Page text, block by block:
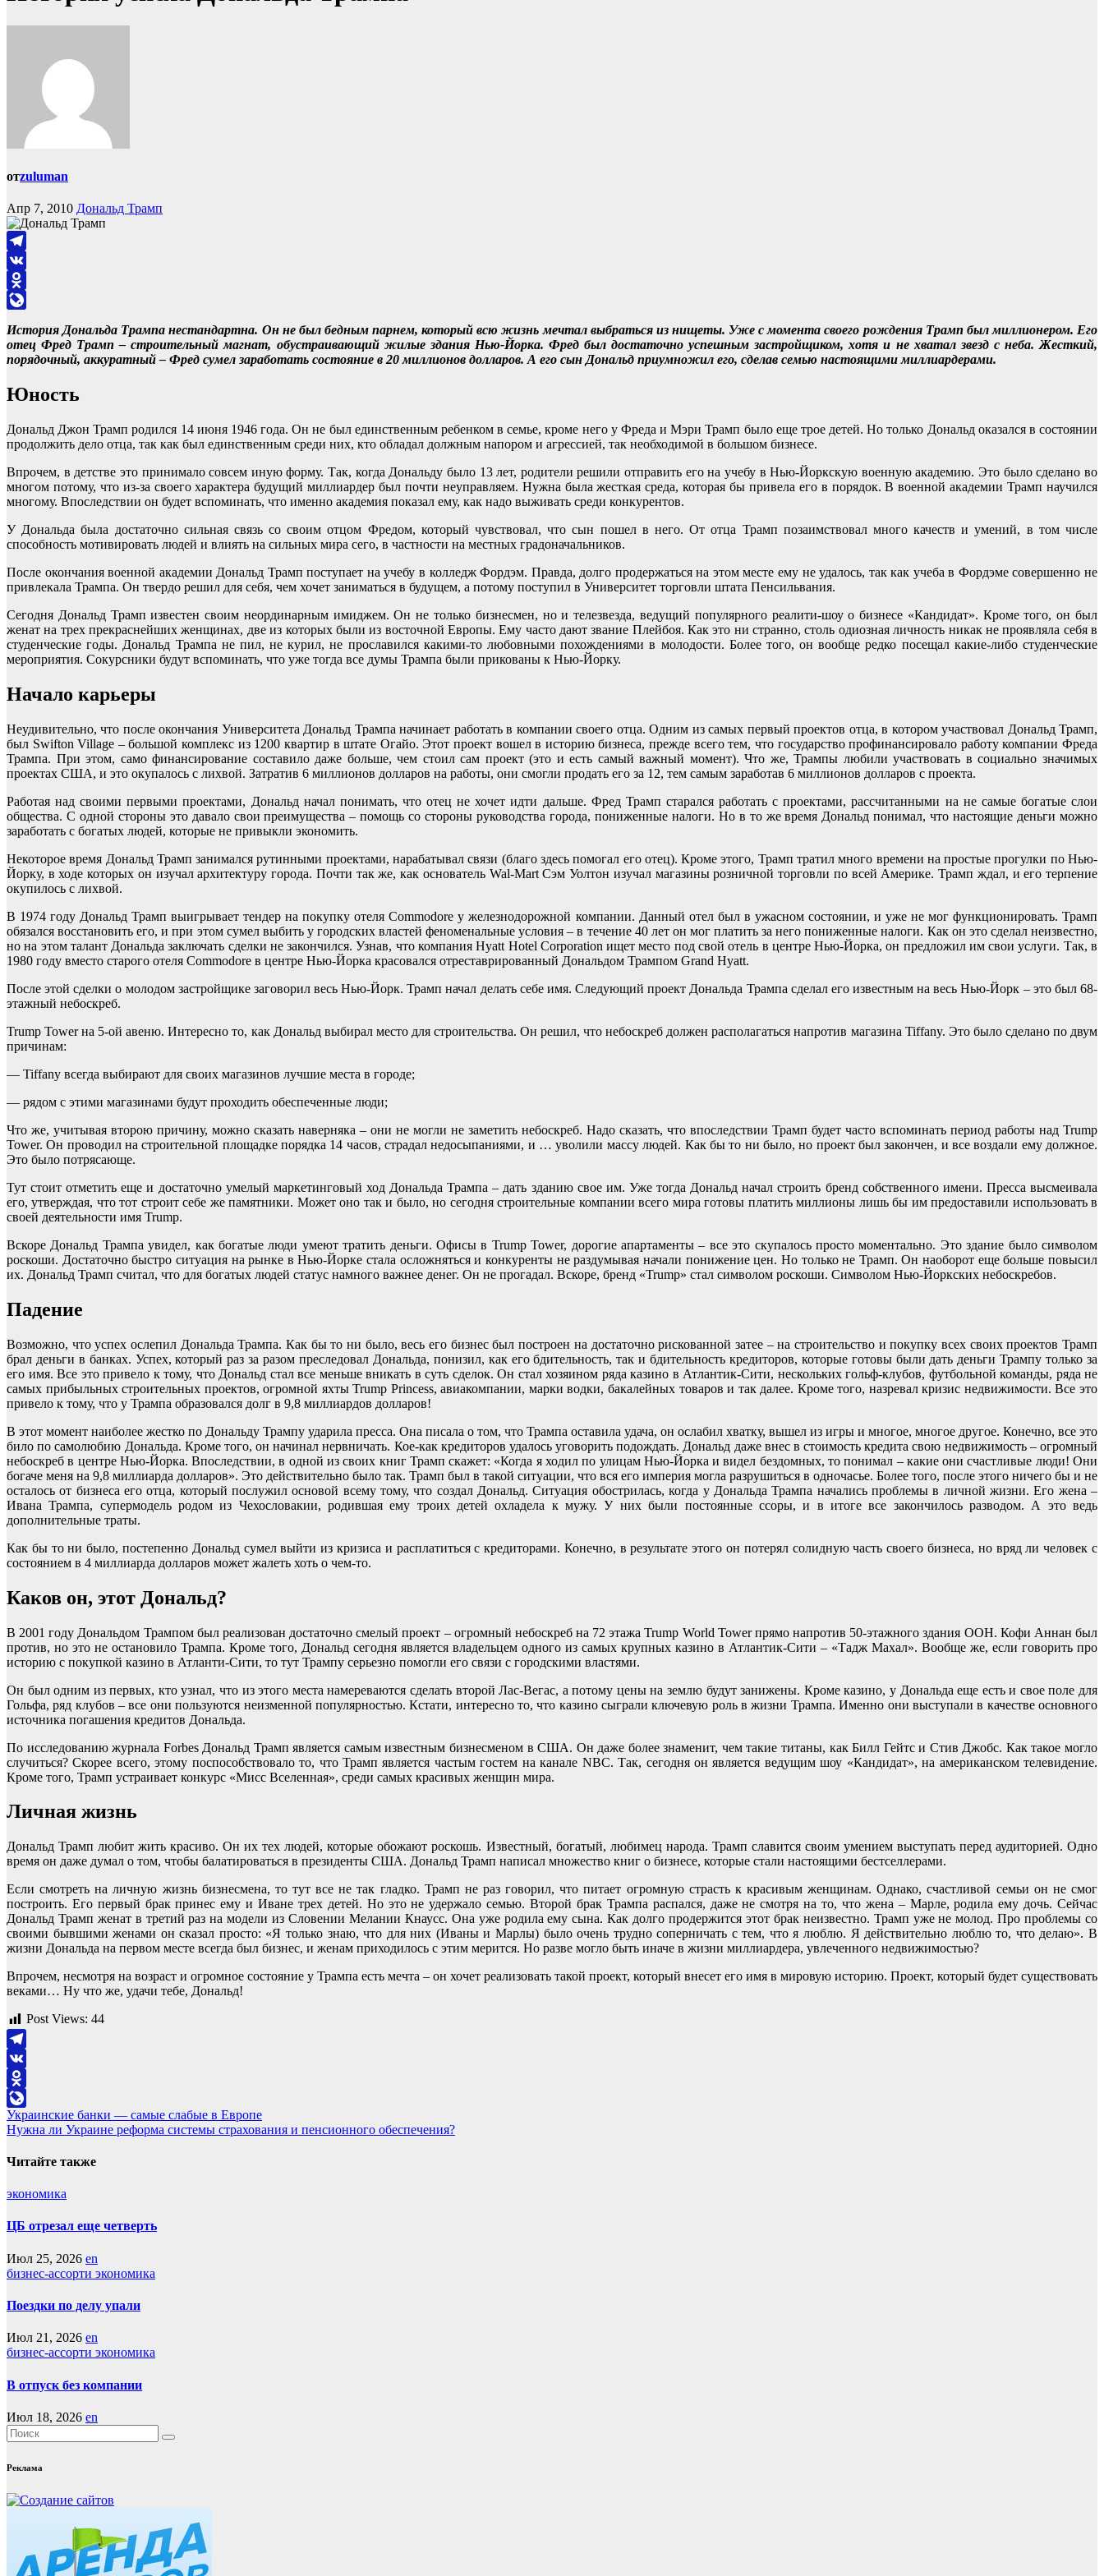
отzuluman
Апр 7, 2010 Дональд Трамп
Telegram
VK
Odnoklassniki
История Дональда Трампа нестандартна. Он не был бедным парнем, который всю жизнь мечтал выбраться из нищеты. Уже с момента своего рождения Трамп был миллионером. Его
отец Фред Трамп – строительный магнат, обустраивающий жилые здания Нью-Йорка. Фред был достаточно успешным застройщиком, хотя и не хватал звезд с неба. Жесткий,
порядочный, аккуратный – Фред сумел заработать состояние в 20 миллионов долларов. А его сын Дональд приумножил его, сделав семью настоящими миллиардерами.
Юность
Дональд Джон Трамп родился 14 июня 1946 года. Он не был единственным ребенком в семье, кроме него у Фреда и Мэри Трамп было еще трое детей. Но только Дональд оказался в состоянии
продолжить дело отца, так как был единственным среди них, кто обладал должным напором и агрессией, так необходимой в большом бизнесе.
Впрочем, в детстве это принимало совсем иную форму. Так, когда Дональду было 13 лет, родители решили отправить его на учебу в Нью-Йоркскую военную академию. Это было сделано во
многом потому, что из-за своего характера будущий миллиардер был почти неуправляем. Нужна была жесткая среда, которая бы привела его в порядок. В военной академии Трамп научился
многому. Впоследствии он будет вспоминать, что именно академия показал ему, как надо выживать среди конкурентов.
У Дональда была достаточно сильная связь со своим отцом Фредом, который чувствовал, что сын пошел в него. От отца Трамп позаимствовал много качеств и умений, в том числе
способность мотивировать людей и влиять на сильных мира сего, в частности на местных градоначальников.
После окончания военной академии Дональд Трамп поступает на учебу в колледж Фордэм. Правда, долго продержаться на этом месте ему не удалось, так как учеба в Фордэме совершенно не
привлекала Трампа. Он твердо решил для себя, чем хочет заниматься в будущем, а потому поступил в Университет торговли штата Пенсильвания.
Сегодня Дональд Трамп известен своим неординарным имиджем. Он не только бизнесмен, но и телезвезда, ведущий популярного реалити-шоу о бизнесе «Кандидат». Кроме того, он был
женат на трех прекраснейших женщинах, две из которых были из восточной Европы. Ему часто дают звание Плейбоя. Как это ни странно, столь одиозная личность никак не проявляла себя в
студенческие годы. Дональд Трампа не пил, не курил, не прославился какими-то любовными похождениями в молодости. Более того, он вообще редко посещал какие-либо студенческие
мероприятия. Сокурсники будут вспоминать, что уже тогда все думы Трампа были прикованы к Нью-Йорку.
Начало карьеры
Неудивительно, что после окончания Университета Дональд Трампа начинает работать в компании своего отца. Одним из самых первый проектов отца, в котором участвовал Дональд Трамп,
был Swifton Village – большой комплекс из 1200 квартир в штате Огайо. Этот проект вошел в историю бизнеса, прежде всего тем, что государство профинансировало работу компании Фреда
Трампа. При этом, само финансирование составило даже больше, чем стоил сам проект (это и есть самый важный момент). Что же, Трампы любили участвовать в социально значимых
проектах США, и это окупалось с лихвой. Затратив 6 миллионов долларов на работы, они смогли продать его за 12, тем самым заработав 6 миллионов долларов с проекта.
Работая над своими первыми проектами, Дональд начал понимать, что отец не хочет идти дальше. Фред Трамп старался работать с проектами, рассчитанными на не самые богатые слои
общества. С одной стороны это давало свои преимущества – помощь со стороны руководства города, пониженные налоги. Но в то же время Дональд понимал, что настоящие деньги можно
заработать с богатых людей, которые не привыкли экономить.
Некоторое время Дональд Трамп занимался рутинными проектами, нарабатывал связи (благо здесь помогал его отец). Кроме этого, Трамп тратил много времени на простые прогулки по Нью-
Йорку, в ходе которых он изучал архитектуру города. Почти так же, как основатель Wal-Mart Сэм Уолтон изучал магазины розничной торговли по всей Америке. Трамп ждал, и его терпение
окупилось с лихвой.
В 1974 году Дональд Трамп выигрывает тендер на покупку отеля Commodore у железнодорожной компании. Данный отел был в ужасном состоянии, и уже не мог функционировать. Трамп
обязался восстановить его, и при этом сумел выбить у городских властей феноменальные условия – в течение 40 лет он мог платить за него пониженные налоги. Как он это сделал неизвестно,
но на этом талант Дональда заключать сделки не закончился. Узнав, что компания Hyatt Hotel Corporation ищет место под свой отель в центре Нью-Йорка, он предложил им свои услуги. Так, в
1980 году вместо старого отеля Commodore в центре Нью-Йорка красовался отреставрированный Дональдом Трампом Grand Hyatt.
После этой сделки о молодом застройщике заговорил весь Нью-Йорк. Трамп начал делать себе имя. Следующий проект Дональда Трампа сделал его известным на весь Нью-Йорк – это был 68-
этажный небоскреб.
Trump Tower на 5-ой авеню. Интересно то, как Дональд выбирал место для строительства. Он решил, что небоскреб должен располагаться напротив магазина Tiffany. Это было сделано по двум
причинам:
— Tiffany всегда выбирают для своих магазинов лучшие места в городе;
— рядом с этими магазинами будут проходить обеспеченные люди;
Что же, учитывая второю причину, можно сказать наверняка – они не могли не заметить небоскреб. Надо сказать, что впоследствии Трамп будет часто вспоминать период работы над Trump
Tower. Он проводил на строительной площадке порядка 14 часов, страдал недосыпаниями, и … уволили массу людей. Как бы то ни было, но проект был закончен, и все воздали ему должное.
Это было потрясающе.
Тут стоит отметить еще и достаточно умелый маркетинговый ход Дональда Трампа – дать зданию свое им. Уже тогда Дональд начал строить бренд собственного имени. Пресса высмеивала
его, утверждая, что тот строит себе же памятники. Может оно так и было, но сегодня строительные компании всего мира готовы платить миллионы лишь бы им предоставили использовать в
своей деятельности имя Trump.
Вскоре Дональд Трампа увидел, как богатые люди умеют тратить деньги. Офисы в Trump Tower, дорогие апартаменты – все это скупалось просто моментально. Это здание было символом
роскоши. Достаточно быстро ситуация на рынке в Нью-Йорке стала осложняться и конкуренты не раздумывая начали понижение цен. Но только не Трамп. Он наоборот еще больше повысил
их. Дональд Трамп считал, что для богатых людей статус намного важнее денег. Он не прогадал. Вскоре, бренд «Trump» стал символом роскоши. Символом Нью-Йоркских небоскребов.
Падение
Возможно, что успех ослепил Дональда Трампа. Как бы то ни было, весь его бизнес был построен на достаточно рискованной затее – на строительство и покупку всех своих проектов Трамп
брал деньги в банках. Успех, который раз за разом преследовал Дональда, понизил, как его бдительность, так и бдительность кредиторов, которые готовы были дать деньги Трампу только за
его имя. Все это привело к тому, что Дональд стал все меньше вникать в суть сделок. Он стал хозяином ряда казино в Атлантик-Сити, нескольких гольф-клубов, футбольной команды, ряда не
самых прибыльных строительных проектов, огромной яхты Trump Princess, авиакомпании, марки водки, бакалейных товаров и так далее. Кроме того, назревал кризис недвижимости. Все это
привело к тому, что у Трампа образовался долг в 9,8 миллиардов долларов!
В этот момент наиболее жестко по Дональду Трампу ударила пресса. Она писала о том, что Трампа оставила удача, он ослабил хватку, вышел из игры и многое, многое другое. Конечно, все это
било по самолюбию Дональда. Кроме того, он начинал нервничать. Кое-как кредиторов удалось уговорить подождать. Дональд даже внес в стоимость кредита свою недвижимость – огромный
небоскреб в центре Нью-Йорка. Впоследствии, в одной из своих книг Трамп скажет: «Когда я ходил по улицам Нью-Йорка и видел бездомных, то понимал – какие они счастливые люди! Они
богаче меня на 9,8 миллиарда долларов». Это действительно было так. Трамп был в такой ситуации, что вся его империя могла разрушиться в одночасье. Более того, после этого ничего бы и не
осталось от бизнеса его отца, который послужил основой всему тому, что создал Дональд. Ситуация обострилась, когда у Дональда Трампа начались проблемы в личной жизни. Его жена –
Ивана Трампа, супермодель родом из Чехословакии, родившая ему троих детей охладела к мужу. У них были постоянные ссоры, и в итоге все закончилось разводом. А это ведь
дополнительные траты.
Как бы то ни было, постепенно Дональд сумел выйти из кризиса и расплатиться с кредиторами. Конечно, в результате этого он потерял солидную часть своего бизнеса, но вряд ли человек с
состоянием в 4 миллиарда долларов может жалеть хоть о чем-то.
Каков он, этот Дональд?
В 2001 году Дональдом Трампом был реализован достаточно смелый проект – огромный небоскреб на 72 этажа Trump World Tower прямо напротив 50-этажного здания ООН. Кофи Аннан был
против, но это не остановило Трампа. Кроме того, Дональд сегодня является владельцем одного из самых крупных казино в Атлантик-Сити – «Тадж Махал». Вообще же, если говорить про
историю с покупкой казино в Атланти-Сити, то тут Трампу серьезно помогли его связи с городскими властями.
Он был одним из первых, кто узнал, что из этого места намереваются сделать второй Лас-Вегас, а потому цены на землю будут занижены. Кроме казино, у Дональда еще есть и свое поле для
Гольфа, ряд клубов – все они пользуются неизменной популярностью. Кстати, интересно то, что казино сыграли ключевую роль в жизни Трампа. Именно они выступали в качестве основного
источника погашения кредитов Дональда.
По исследованию журнала Forbes Дональд Трамп является самым известным бизнесменом в США. Он даже более знаменит, чем такие титаны, как Билл Гейтс и Стив Джобс. Как такое могло
случиться? Скорее всего, этому поспособствовало то, что Трамп является частым гостем на канале NBС. Так, сегодня он является ведущим шоу «Кандидат», на американском телевидение.
Кроме того, Трамп устраивает конкурс «Мисс Вселенная», среди самых красивых женщин мира.
Личная жизнь
Дональд Трамп любит жить красиво. Он их тех людей, которые обожают роскошь. Известный, богатый, любимец народа. Трамп славится своим умением выступать перед аудиторией. Одно
время он даже думал о том, чтобы балатироваться в президенты США. Дональд Трамп написал множество книг о бизнесе, которые стали настоящими бестселлерами.
Если смотреть на личную жизнь бизнесмена, то тут все не так гладко. Трамп не раз говорил, что питает огромную страсть к красивым женщинам. Однако, счастливой семьи он не смог
построить. Его первый брак принес ему и Иване трех детей. Но это не удержало семью. Второй брак Трампа распался, даже не смотря на то, что жена – Марле, родила ему дочь. Сейчас
Дональд Трамп женат в третий раз на модели из Словении Мелании Кнаусс. Она уже родила ему сына. Как долго продержится этот брак неизвестно. Трамп уже не молод. Про проблемы со
своими бывшими женами он сказал просто: «Я только знаю, что для них (Иваны и Марлы) было очень трудно соперничать с тем, что я люблю. Я действительно люблю то, что делаю». В
жизни Дональда на первом месте всегда был бизнес, и женам приходилось с этим мерится. Но разве могло быть иначе в жизни миллиардера, увлеченного недвижимостью?
Впрочем, несмотря на возраст и огромное состояние у Трампа есть мечта – он хочет реализовать такой проект, который внесет его имя в мировую историю. Проект, который будет существовать
веками… Ну что же, удачи тебе, Дональд!
Post Views: 44
Telegram
VK
Odnoklassniki
LiveJournal
Навигация
по
записям
Украинские банки — самые слабые в Европе
Нужна ли Украине реформа системы страхования и пенсионного обеспечения?
Читайте также
экономика
ЦБ отрезал еще четверть
Июл 25, 2026 en
бизнес-ассорти экономика
Поездки по делу упали
Июл 21, 2026 en
бизнес-ассорти экономика
В отпуск без компании
Июл 18, 2026 en
Реклама